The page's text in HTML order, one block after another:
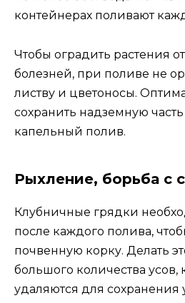
контейнерах поливают
Чтобы оградить растения
болезней, при поливе не
листву и цветоносы.
сохранить надземную часть
капельный полив.
Рыхление, борьба с
Клубничные грядки
после каждого полива,
почвенную корку. Делать
большого количества усов,
удаляются для сохранения